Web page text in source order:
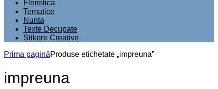
Floristica
Tematice
Nunta
Texte Decupate
Stikere Creative
Prima paginăProduse etichetate „impreuna”
impreuna